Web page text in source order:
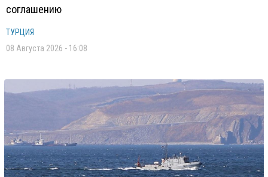
соглашению
ТУРЦИЯ
08 Августа 2026 - 16:08